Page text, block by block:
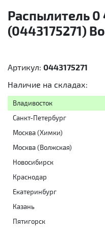
Распылитель 0
(0443175271)
Артикул: 0443175271
Наличие на складах:
Владивосток
Санкт-Петербург
Москва (Химки)
Москва (Волжская)
Новосибирск
Краснодар
Екатеринбург
Казань
Пятигорск